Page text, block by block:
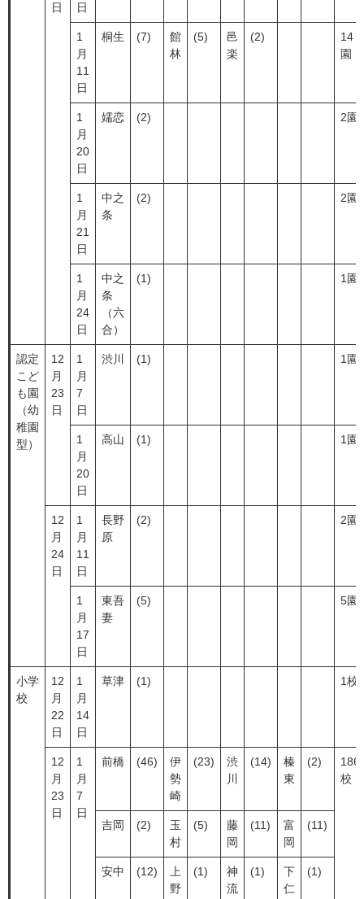
日
日
1
月
11
日
桐生 (7)
館
林
(5)
邑
楽
(2)
14
園
1
月
20
日
嬬恋 (2) 2園
1
月
21
日
中之
条
(2) 2園
1
月
24
日
中之
条
（六
合）
(1) 1園
認定
こど
も園
（幼
稚園
型）
12
月
23
日
1
月
7
日
渋川 (1) 1園
1
月
20
日
高山 (1) 1園
12
月
24
日
1
月
11
日
長野
原
(2) 2園
1
月
17
日
東吾
妻
(5) 5園
小学
校
12
月
22
日
1
月
14
日
草津 (1) 1校
12
月
23
日
1
月
7
日
前橋 (46)
伊
勢
崎
(23)
渋
川
(14)
榛
東
(2)
186
校
吉岡 (2)
玉
村
(5)
藤
岡
(11)
富
岡
(11)
安中 (12)
上
野
(1)
神
流
(1)
下
仁
(1)